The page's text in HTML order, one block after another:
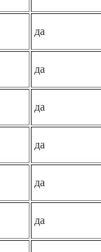
да
да
да
да
да
да